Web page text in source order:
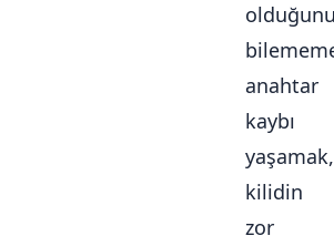
anahtar
kaybı
yaşamak,
kilidin
zor